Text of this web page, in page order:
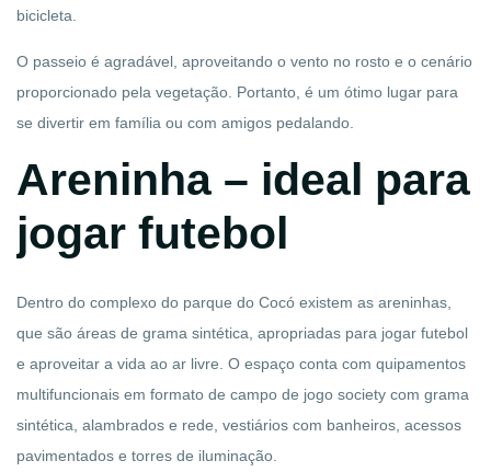
bicicleta.
O passeio é agradável, aproveitando o vento no rosto e o cenário
proporcionado pela vegetação. Portanto, é um ótimo lugar para
se divertir em família ou com amigos pedalando.
Areninha – ideal para
jogar futebol
Dentro do complexo do parque do Cocó existem as areninhas,
que são áreas de grama sintética, apropriadas para jogar futebol
e aproveitar a vida ao ar livre. O espaço conta com quipamentos
multifuncionais em formato de campo de jogo society com grama
sintética, alambrados e rede, vestiários com banheiros, acessos
pavimentados e torres de iluminação.